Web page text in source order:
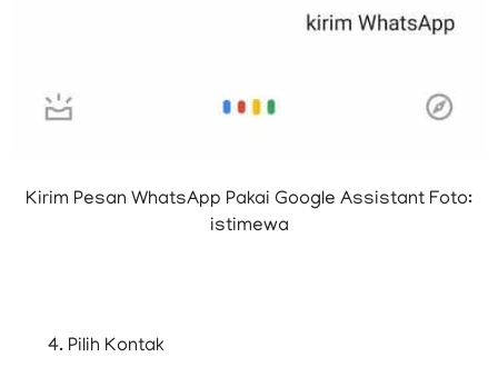
Kirim Pesan WhatsApp Pakai Google Assistant Foto:
istimewa
Pilih Kontak